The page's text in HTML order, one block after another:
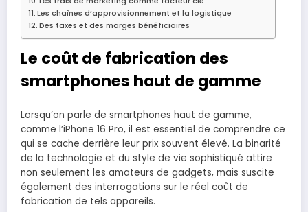
Les chaînes d’approvisionnement et la logistique
Des taxes et des marges bénéficiaires
Le coût de fabrication des
smartphones haut de gamme
Lorsqu’on parle de smartphones haut de gamme,
comme l’iPhone 16 Pro, il est essentiel de comprendre ce
qui se cache derrière leur prix souvent élevé. La binarité
de la technologie et du style de vie sophistiqué attire
non seulement les amateurs de gadgets, mais suscite
également des interrogations sur le réel coût de
fabrication de tels appareils.